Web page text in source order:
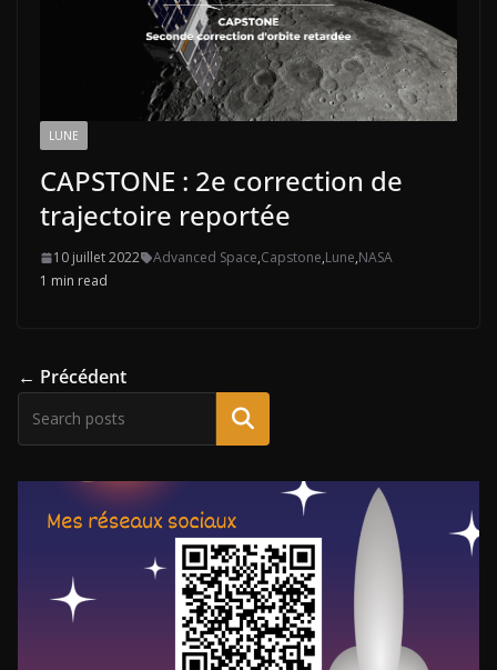
LUNE
CAPSTONE : 2e correction de
trajectoire reportée
10 juillet 2022 Advanced Space,Capstone,Lune,NASA
1 min read
← Précédent